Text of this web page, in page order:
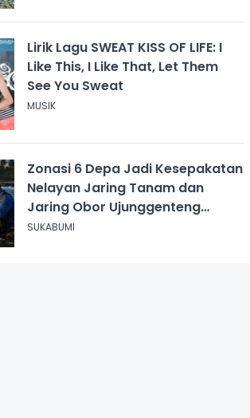
Lirik Lagu SWEAT KISS OF LIFE: I
Like This, I Like That, Let Them
See You Sweat
MUSIK
Zonasi 6 Depa Jadi Kesepakatan
Nelayan Jaring Tanam dan
Jaring Obor Ujunggenteng
Sukabumi
SUKABUMI